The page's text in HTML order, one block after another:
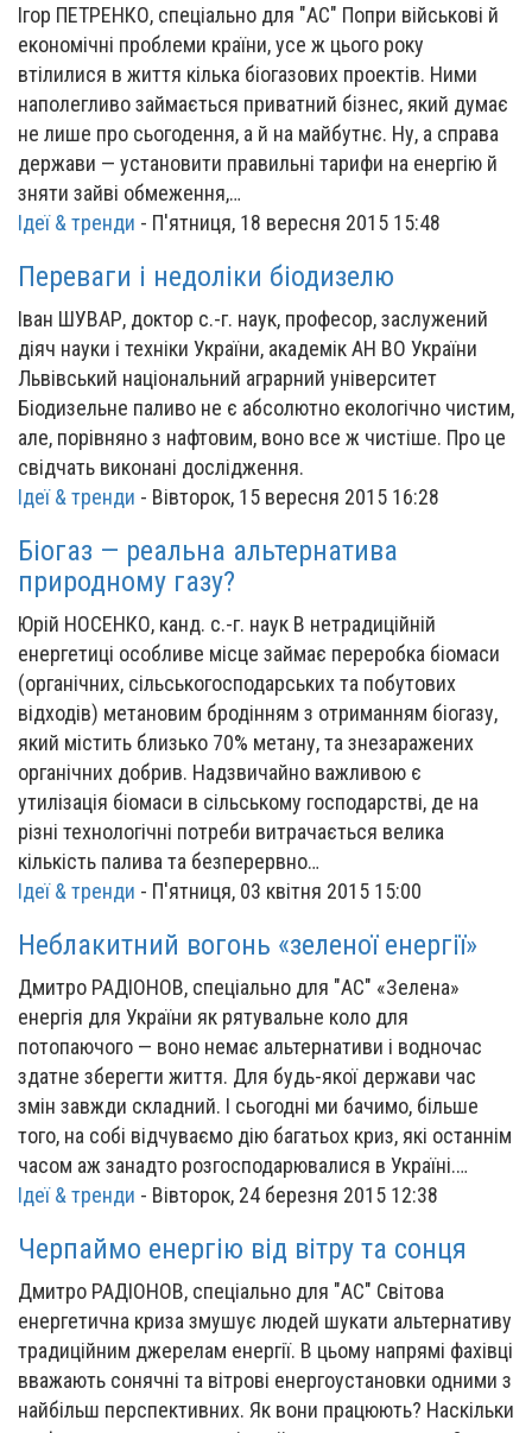
Ігор ПЕТРЕНКО, спеціально для "АС" Попри військові й
економічні проблеми країни, усе ж цього року
втілилися в життя кілька біогазових проектів. Ними
наполегливо займається приватний бізнес, який думає
не лише про сьогодення, а й на майбутнє. Ну, а справа
держави — установити правильні тарифи на енергію й
зняти зайві обмеження,…
Ідеї & тренди - П'ятниця, 18 вересня 2015 15:48
Переваги і недоліки біодизелю
Іван ШУВАР, доктор с.-г. наук, професор, заслужений
діяч науки і техніки України, академік АН ВО України
Львівський національний аграрний університет
Біодизельне паливо не є абсолютно екологічно чистим,
але, порівняно з нафтовим, воно все ж чистіше. Про це
свідчать виконані дослідження.
Ідеї & тренди - Вівторок, 15 вересня 2015 16:28
Біогаз — реальна альтернатива
природному газу?
Юрій НОСЕНКО, канд. с.-г. наук В нетрадиційній
енергетиці особливе місце займає переробка біомаси
(органічних, сільськогосподарських та побутових
відходів) метановим бродінням з отриманням біогазу,
який містить близько 70% метану, та знезаражених
органічних добрив. Надзвичайно важливою є
утилізація біомаси в сільському господарстві, де на
різні технологічні потреби витрачається велика
кількість палива та безперервно…
Ідеї & тренди - П'ятниця, 03 квітня 2015 15:00
Неблакитний вогонь «зеленої енергії»
Дмитро РАДІОНОВ, спеціально для "АС" «Зелена»
енергія для України як рятувальне коло для
потопаючого — воно немає альтернативи і водночас
здатне зберегти життя. Для будь-якої держави час
змін завжди складний. І сьогодні ми бачимо, більше
того, на собі відчуваємо дію багатьох криз, які останнім
часом аж занадто розгосподарювалися в Україні.…
Ідеї & тренди - Вівторок, 24 березня 2015 12:38
Черпаймо енергію від вітру та сонця
Дмитро РАДІОНОВ, спеціально для "АС" Світова
енергетична криза змушує людей шукати альтернативу
традиційним джерелам енергії. В цьому напрямі фахівці
вважають сонячні та вітрові енергоустановки одними з
найбільш перспективних. Як вони працюють? Наскільки